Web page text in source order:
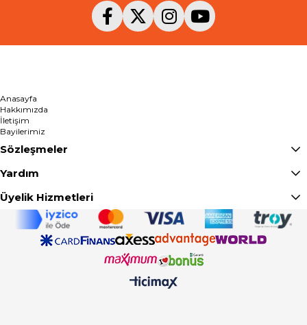
Anasayfa
Hakkımızda
İletişim
Bayilerimiz
Sözleşmeler
Yardım
Üyelik Hizmetleri